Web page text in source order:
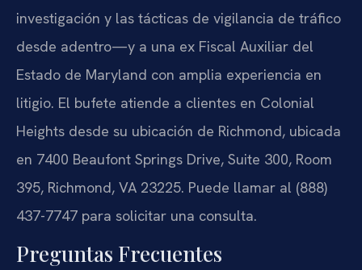
investigación y las tácticas de vigilancia de tráfico
desde adentro—y a una ex Fiscal Auxiliar del
Estado de Maryland con amplia experiencia en
litigio. El bufete atiende a clientes en Colonial
Heights desde su ubicación de Richmond, ubicada
en 7400 Beaufont Springs Drive, Suite 300, Room
395, Richmond, VA 23225. Puede llamar al (888)
437-7747 para solicitar una consulta.
Preguntas Frecuentes